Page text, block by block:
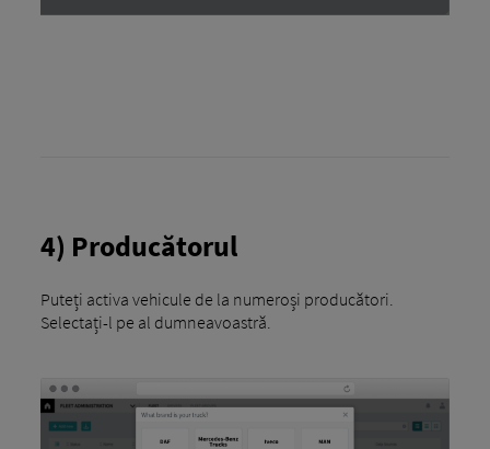
4) Producătorul
Puteți activa vehicule de la numeroși producători.
Selectați-l pe al dumneavoastră.